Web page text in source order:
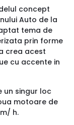
concept
Auto de la
tema de
prin forme
crea acest
cu accente in
un singur loc
motoare de
h.